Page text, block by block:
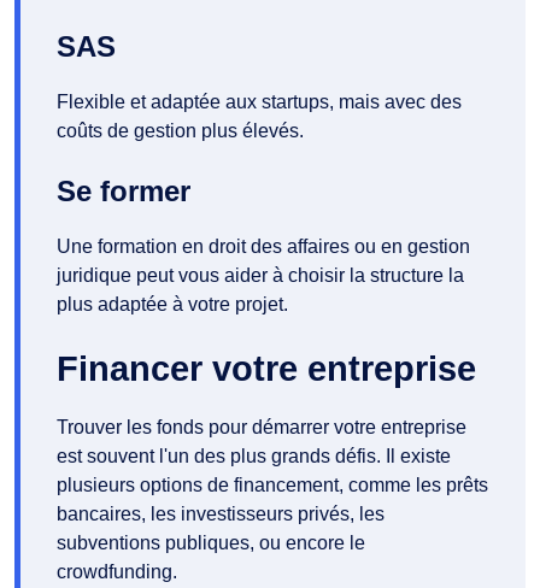
SAS
Flexible et adaptée aux startups, mais avec des
coûts de gestion plus élevés.
Se former
Une formation en droit des affaires ou en gestion
juridique peut vous aider à choisir la structure la
plus adaptée à votre projet.
Financer votre entreprise
Trouver les fonds pour démarrer votre entreprise
est souvent l'un des plus grands défis. Il existe
plusieurs options de financement, comme les prêts
bancaires, les investisseurs privés, les
subventions publiques, ou encore le
crowdfunding.